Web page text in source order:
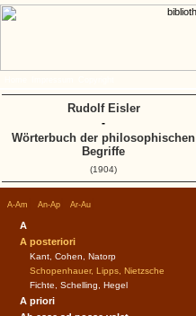
A-Am An-Ap Ar-Au
A
A posteriori
Kant, Cohen, Natorp
Schopenhauer, Lipps, Nietzsche
Fichte, Schelling, Hegel
A priori
Rudolf Eisler
-
Wörterbuch der philosophischen
Begriffe
(1904)